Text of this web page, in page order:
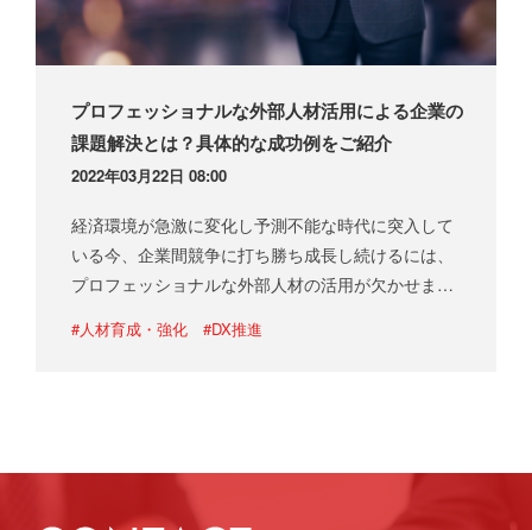
プロフェッショナルな外部人材活用による企業の
課題解決とは？具体的な成功例をご紹介
2022年03月22日 08:00
経済環境が急激に変化し予測不能な時代に突入して
いる今、企業間競争に打ち勝ち成長し続けるには、
プロフェッショナルな外部人材の活用が欠かせませ
部人材を活用することでどのような課題解決ができ
#人材育成・強化 #DX推進